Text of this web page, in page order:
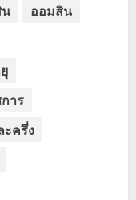
ออมสิน
าร
ะครึ่ง